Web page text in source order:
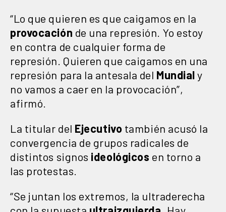
“Lo que quieren es que caigamos en la
provocación de una represión. Yo estoy
en contra de cualquier forma de
represión. Quieren que caigamos en una
represión para la antesala del Mundialy
no vamos a caer en la provocación”,
afirmó.
La titular del Ejecutivo también acusó la
convergencia de grupos radicales de
distintos signos ideológicos en torno a
las protestas.
“Se juntan los extremos, la ultraderecha